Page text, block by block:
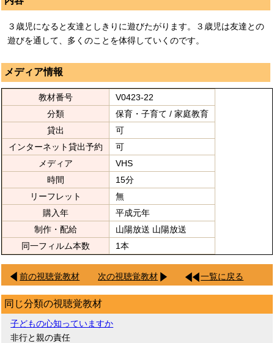
３歳児になると友達としきりに遊びたがります。３歳児は友達との
遊びを通して、多くのことを体得していくのです。
メディア情報
教材番号
V0423-22
分類
保育・子育て / 家庭教育
貸出
可
インターネット貸出予約
可
メディア
VHS
時間
15分
リーフレット
無
購入年
平成元年
制作・配給
山陽放送 山陽放送
同一フィルム本数
1本
前の視聴覚教材 次の視聴覚教材 一覧に戻る
同じ分類の視聴覚教材
子どもの心知っていますか
非行と親の責任